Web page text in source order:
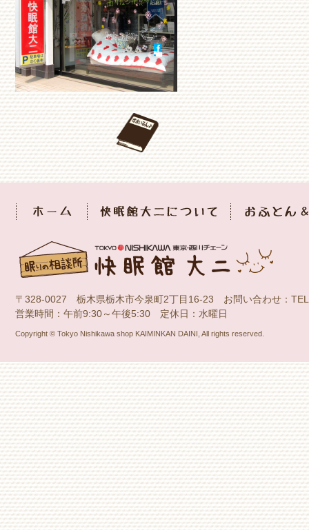
〒328-0027 栃木県栃木市今泉町2丁目16-23 お問い合わせ：
営業時間：午前9:30～午後5:30 定休日：水曜日
Copyright © Tokyo Nishikawa shop KAIMINKAN DAINI, All rights reserved.